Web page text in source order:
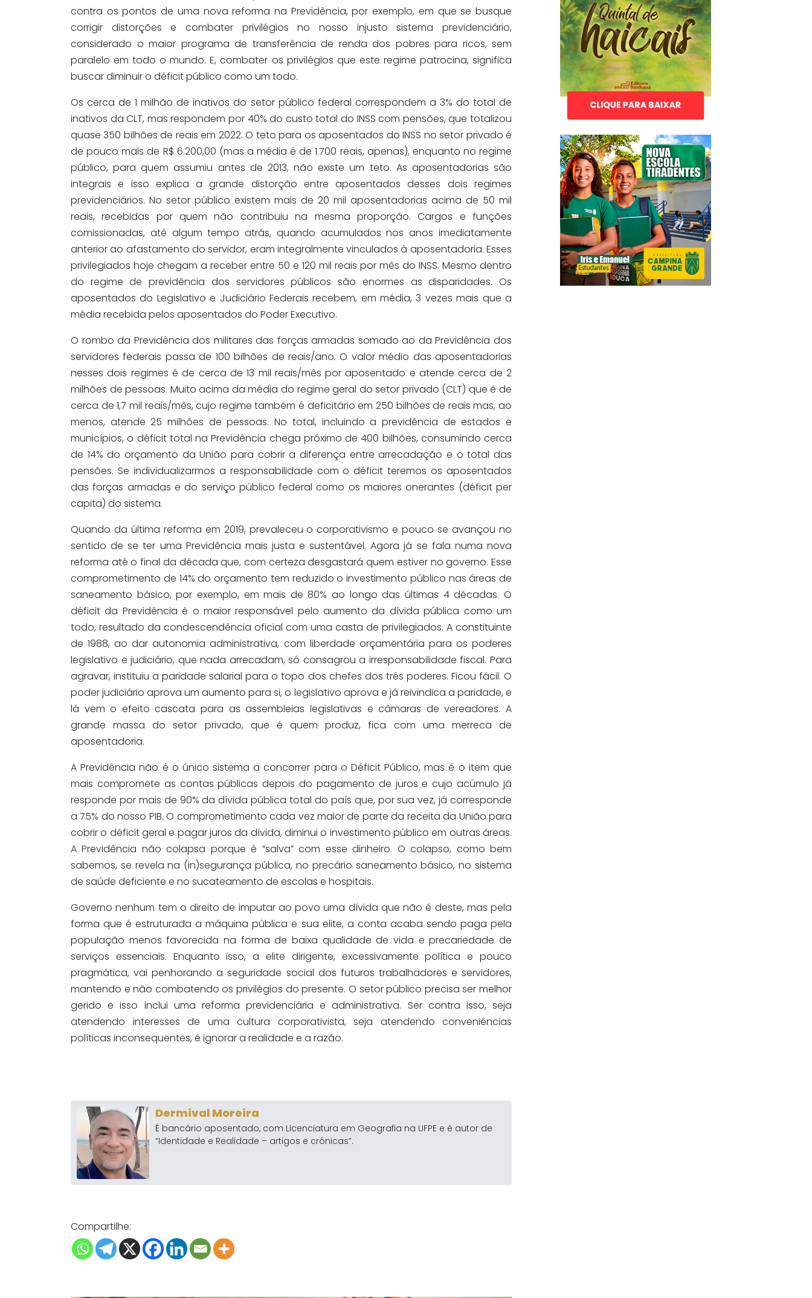
contra os pontos de uma nova reforma na Previdência, por exemplo, em que se busque
corrigir distorções e combater privilégios no nosso injusto sistema previdenciário,
considerado o maior programa de transferência de renda dos pobres para ricos, sem
paralelo em todo o mundo. E, combater os privilégios que este regime patrocina, significa
buscar diminuir o déficit público como um todo.
Os cerca de 1 milhão de inativos do setor público federal correspondem a 3% do total de
inativos da CLT, mas respondem por 40% do custo total do INSS com pensões, que totalizou
quase 350 bilhões de reais em 2022. O teto para os aposentados do INSS no setor privado é
de pouco mais de R$ 6.200,00 (mas a média é de 1.700 reais, apenas), enquanto no regime
público, para quem assumiu antes de 2013, não existe um teto. As aposentadorias são
integrais e isso explica a grande distorção entre aposentados desses dois regimes
previdenciários. No setor público existem mais de 20 mil aposentadorias acima de 50 mil
reais, recebidas por quem não contribuiu na mesma proporção. Cargos e funções
comissionadas, até algum tempo atrás, quando acumulados nos anos imediatamente
anterior ao afastamento do servidor, eram integralmente vinculados à aposentadoria. Esses
privilegiados hoje chegam a receber entre 50 e 120 mil reais por mês do INSS. Mesmo dentro
do regime de previdência dos servidores públicos são enormes as disparidades. Os
aposentados do Legislativo e Judiciário Federais recebem, em média, 3 vezes mais que a
média recebida pelos aposentados do Poder Executivo.
O rombo da Previdência dos militares das forças armadas somado ao da Previdência dos
servidores federais passa de 100 bilhões de reais/ano. O valor médio das aposentadorias
nesses dois regimes é de cerca de 13 mil reais/mês por aposentado e atende cerca de 2
milhões de pessoas. Muito acima da média do regime geral do setor privado (CLT) que é de
cerca de 1,7 mil reais/mês, cujo regime também é deficitário em 250 bilhões de reais mas, ao
menos, atende 25 milhões de pessoas. No total, incluindo a previdência de estados e
municípios, o déficit total na Previdência chega próximo de 400 bilhões, consumindo cerca
de 14% do orçamento da União para cobrir a diferença entre arrecadação e o total das
pensões. Se individualizarmos a responsabilidade com o déficit teremos os aposentados
das forças armadas e do serviço público federal como os maiores onerantes (déficit per
capita) do sistema.
Quando da última reforma em 2019, prevaleceu o corporativismo e pouco se avançou no
sentido de se ter uma Previdência mais justa e sustentável. Agora já se fala numa nova
reforma até o final da década que, com certeza desgastará quem estiver no governo. Esse
comprometimento de 14% do orçamento tem reduzido o investimento público nas áreas de
saneamento básico, por exemplo, em mais de 80% ao longo das últimas 4 décadas. O
déficit da Previdência é o maior responsável pelo aumento da dívida pública como um
todo, resultado da condescendência oficial com uma casta de privilegiados. A constituinte
de 1988, ao dar autonomia administrativa, com liberdade orçamentária para os poderes
legislativo e judiciário, que nada arrecadam, só consagrou a irresponsabilidade fiscal. Para
agravar, instituiu a paridade salarial para o topo dos chefes dos três poderes. Ficou fácil. O
poder judiciário aprova um aumento para si, o legislativo aprova e já reivindica a paridade, e
lá vem o efeito cascata para as assembleias legislativas e câmaras de vereadores. A
grande massa do setor privado, que é quem produz, fica com uma merreca de
aposentadoria.
A Previdência não é o único sistema a concorrer para o Déficit Público, mas é o item que
mais compromete as contas públicas depois do pagamento de juros e cujo acúmulo já
responde por mais de 90% da dívida pública total do país que, por sua vez, já corresponde
a 75% do nosso PIB. O comprometimento cada vez maior de parte da receita da União para
cobrir o déficit geral e pagar juros da dívida, diminui o investimento público em outras áreas.
A Previdência não colapsa porque é “salva” com esse dinheiro. O colapso, como bem
sabemos, se revela na (in)segurança pública, no precário saneamento básico, no sistema
de saúde deficiente e no sucateamento de escolas e hospitais.
Governo nenhum tem o direito de imputar ao povo uma dívida que não é deste, mas pela
forma que é estruturada a máquina pública e sua elite, a conta acaba sendo paga pela
população menos favorecida na forma de baixa qualidade de vida e precariedade de
serviços essenciais. Enquanto isso, a elite dirigente, excessivamente política e pouco
pragmática, vai penhorando a seguridade social dos futuros trabalhadores e servidores,
mantendo e não combatendo os privilégios do presente. O setor público precisa ser melhor
gerido e isso inclui uma reforma previdenciária e administrativa. Ser contra isso, seja
atendendo interesses de uma cultura corporativista, seja atendendo conveniências
políticas inconsequentes, é ignorar a realidade e a razão.
Dermival Moreira
É bancário aposentado, com Licenciatura em Geografia na UFPE e é autor de
“Identidade e Realidade – artigos e crônicas”.
Compartilhe: